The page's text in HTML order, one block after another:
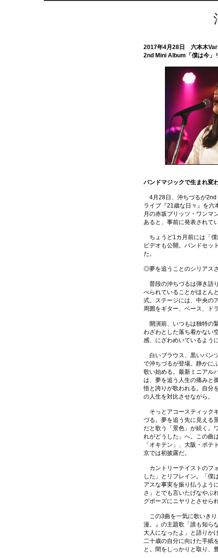
2017年4月28日 六本木
2nd Mini Album「僕は今」
バンドマジックで生まれ変
4月28日、沖ちづるが2nd
ライブ『21歳な日々』を六
月の赤坂ブリッツ・ワンマ
あると、事前に発表されて
ちょうど1カ月前には「
ビデオも公開。バンドセッ
た。
◎夢を追うことのシリアス
普段の沖ちづるは弾き語
べられていることがほとん
式。ステージには、中央の
周囲をギター、ベース、ド
開演前、いつもは独特の
わざわとした落ち着かない
感、にざわめいているよう
白いブラウス、黒いパン
で沖ちづるが登場。静かに
歌い始める。最新ミニアル
は、夢を追う人生の痛みと
悟と誇りが歌われる。自分
の人生を対比させながら。
そっとアコースティック
づる。夢を追う先に見える
だと歌う「景色」が続く。
れがどうした」へ。この曲
「オキテン」、大阪・ポ
京では初披露だ。
カントリーテイストのフ
した」とリフレイン。「僕
アスな事実を振り払うよ
さ」とでも言いたげなやぶ
グポーズにニヤリとさせら
この3曲を一気に歌いき
漫。』の主題歌「誰も知ら
大人になったよ」と語りか
二十歳の自分に向けた手紙
と。間をしっかりと取り、